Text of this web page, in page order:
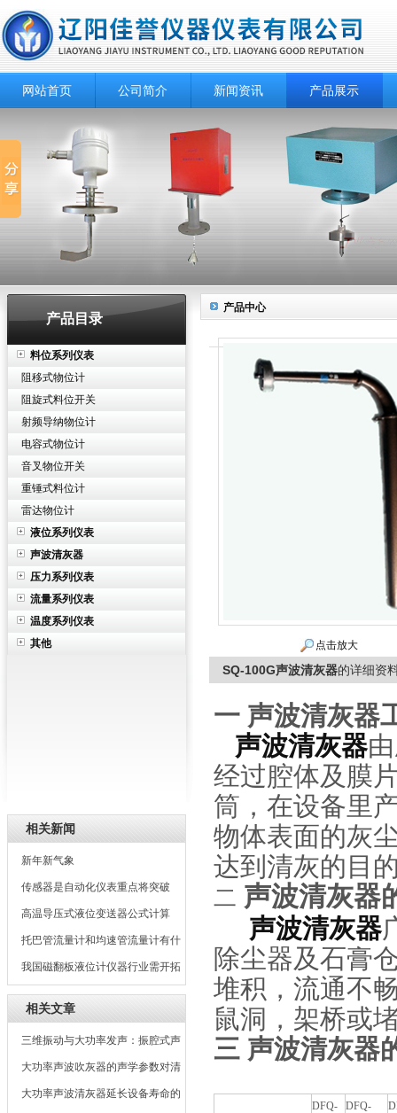
网站首页 公司简介 新闻资讯 产品展示
产品目录
料位系列仪表
阻移式物位计
阻旋式料位开关
射频导纳物位计
电容式物位计
音叉物位开关
重锤式料位计
雷达物位计
液位系列仪表
声波清灰器
压力系列仪表
流量系列仪表
温度系列仪表
其他
相关新闻
新年新气象
传感器是自动化仪表重点将突破
100万亿个
高温导压式液位变送器公式计算
托巴管流量计和均速管流量计有什
么区别
我国磁翻板液位计仪器行业需开拓
新的市场
相关文章
三维振动与大功率发声：振腔式声
波吹灰器的工作原理深度剖析
大功率声波吹灰器的声学参数对清
灰效果的影响
大功率声波清灰器延长设备寿命的
产品中心
点击放大
SQ-100G声波清灰器的详细资
一 声波清灰器
声波清灰器
经过腔体及膜
筒，在设备里
物体表面的灰
达到清灰的目
二 声波清灰器
声波清灰器
除尘器及石膏
堆积，流通不
鼠洞，架桥或
三 声波清灰器
DFQ-
DFQ-